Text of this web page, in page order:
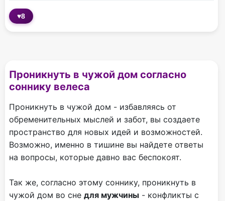
♥8
Проникнуть в чужой дом согласно
соннику велеса
Проникнуть в чужой дом - избавляясь от
обременительных мыслей и забот, вы создаете
пространство для новых идей и возможностей.
Возможно, именно в тишине вы найдете ответы
на вопросы, которые давно вас беспокоят.
Так же, согласно этому соннику, проникнуть в
чужой дом во сне для мужчины - конфликты с